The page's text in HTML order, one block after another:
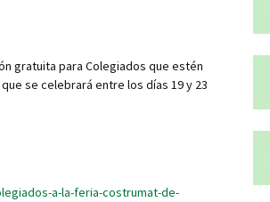
gratuita para Colegiados que estén
se celebrará entre los días 19 y 23
a-la-feria-costrumat-de-